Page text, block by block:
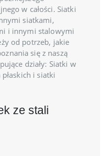
w całości. Siatki
siatkami,
i innymi stalowymi
od potrzeb, jakie
się z naszą
działy: Siatki w
i siatki
ze stali